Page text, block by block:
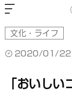
文化・ライフ
2020/01/22
「おいし